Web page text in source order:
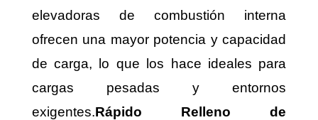
elevadoras de combustión interna
ofrecen una mayor potencia y capacidad
de carga, lo que los hace ideales para
cargas pesadas y entornos
exigentes.Rápido Relleno de